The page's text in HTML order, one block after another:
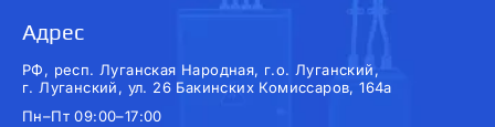
Адрес
РФ, респ. Луганская Народная, г.о. Луганский,
г. Луганский, ул. 26 Бакинских Комиссаров, 164а
Пн–Пт 09:00–17:00